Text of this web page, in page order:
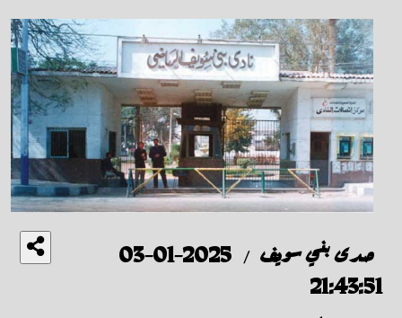
صدى بني سويف /
2025-01-03
21:43:51